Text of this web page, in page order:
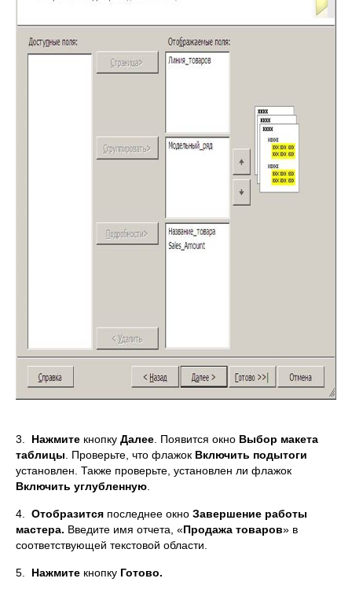
3. Нажмите кнопку Далее . Появится окно Выбор макета
таблицы . Проверьте, что флажок Включить подытоги
установлен. Также проверьте, установлен ли флажок
Включить углубленную
4. Отобразится последнее окно Завершение работы
мастера. Введите имя отчета, «Продажа товаров» в
соответствующей текстовой области.
5. Нажмите кнопку Готово.